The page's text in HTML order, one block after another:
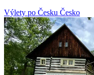
Výlety po Česku Česko